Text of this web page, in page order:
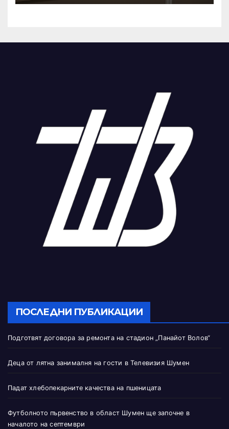
ПОСЛЕДНИ ПУБЛИКАЦИИ
Подготвят договора за ремонта на стадион „Панайот Волов“
Деца от лятна занималня на гости в Телевизия Шумен
Падат хлебопекарните качества на пшеницата
Футболното първенство в област Шумен ще започне в
началото на септември